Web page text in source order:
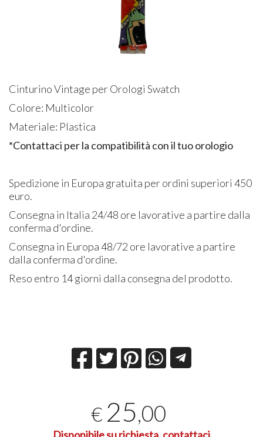
Cinturino Vintage per Orologi Swatch
Colore: Multicolor
Materiale: Plastica
*Contattaci per la compatibilità con il tuo orologio
Spedizione in Europa gratuita per ordini superiori 450
euro.
Consegna in Italia 24/48 ore lavorative a partire dalla
conferma d'ordine.
Consegna in Europa 48/72 ore lavorative a partire
dalla conferma d'ordine.
Reso entro 14 giorni dalla consegna del prodotto.
€ 25,00